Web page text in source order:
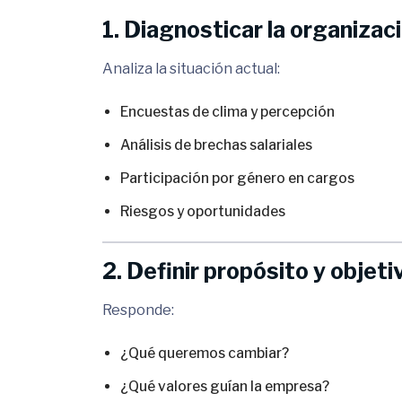
1. Diagnosticar la
Analiza la situación actual:
Encuestas de clima y percepción
Análisis de brechas salariales
Participación por género en cargos
Riesgos y oportunidades
2. Definir propósito y
Responde:
¿Qué queremos cambiar?
¿Qué valores guían la empresa?